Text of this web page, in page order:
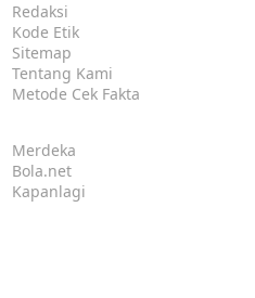
Redaksi
Kode Etik
Sitemap
Tentang Kami
Metode Cek Fakta
Merdeka
Bola.net
Kapanlagi